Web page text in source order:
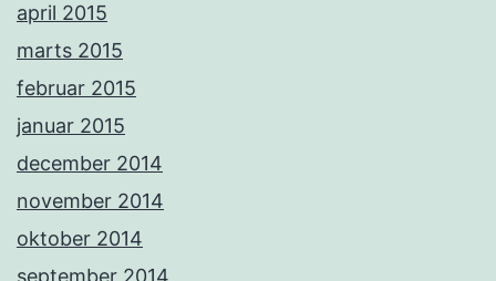
april 2015
marts 2015
februar 2015
januar 2015
december 2014
november 2014
oktober 2014
september 2014